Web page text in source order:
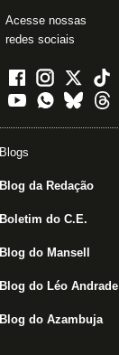
Acesse nossas
redes sociais
Blogs
Blog da Redação
Boletim do C.E.
Blog do Mansell
Blog do Léo Andrade
Blog do Azambuja